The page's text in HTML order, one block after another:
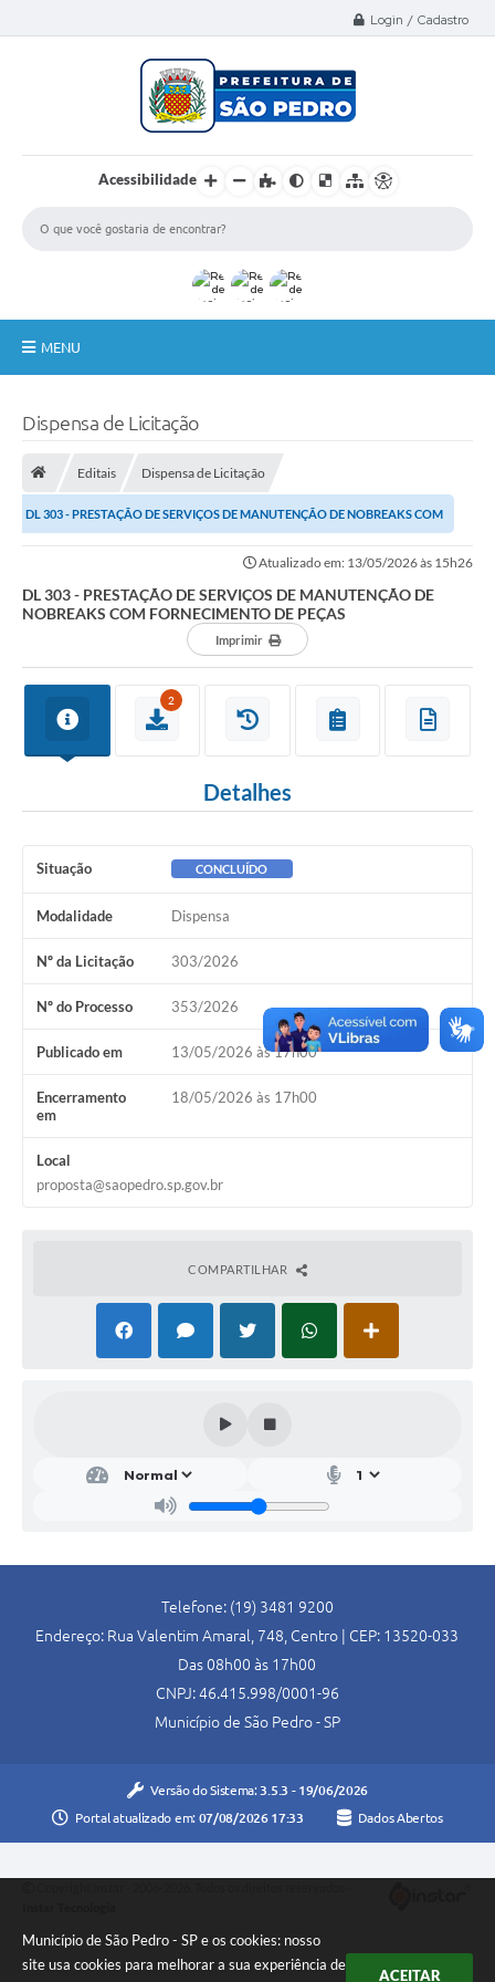
Município de São Pedro - SP e os cookies: nosso
site usa cookies para melhorar a sua experiência de
ACEITAR
Login / Cadastro
Acessibilidade
MENU
Horários e itinerários dos ônibus urbanos de São Pedro
Queimada é crime! Denuncie!
Protocolo - Instruções e modelos de requerimentos
Editais
Formulários
Ouvidoria
SIC
Conselhos Municipais
Telefones Úteis
Links úteis
Contato
Dispensa de Licitação
Editais Dispensa de Licitação
DL 303 - PRESTAÇÃO DE SERVIÇOS DE MANUTENÇÃO DE NOBREAKS COM
Atualizado em: 13/05/2026 às 15h26
DL 303 - PRESTAÇÃO DE SERVIÇOS DE MANUTENÇÃO DE
NOBREAKS COM FORNECIMENTO DE PEÇAS
Imprimir
2
Detalhes
Situação CONCLUÍDO
Modalidade Dispensa
Nº da Licitação 303/2026
Nº do Processo 353/2026
Publicado em 13/05/2026 às 17h00
Encerramento
em
18/05/2026 às 17h00
Local
proposta@saopedro.sp.gov.br
COMPARTILHAR
Telefone: (19) 3481 9200
Endereço: Rua Valentim Amaral, 748, Centro | CEP: 13520-033
Das 08h00 às 17h00
CNPJ: 46.415.998/0001-96
Município de São Pedro - SP
Versão do Sistema: 3.5.3 - 19/06/2026
Portal atualizado em: 07/08/2026 17:33 Dados Abertos